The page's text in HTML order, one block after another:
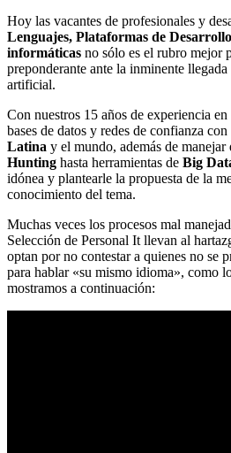
Hoy las vacantes de profesionales y
Lenguajes, Plataformas de
informáticas no sólo es el rubro mejor
preponderante ante la inminente
artificial.
Con nuestros 15 años de experiencia
bases de datos y redes de confianza
Latina y el mundo, además de manejar
Hunting hasta herramientas de Big
idónea y plantearle la propuesta de la
conocimiento del tema.
Muchas veces los procesos mal
Selección de Personal It llevan al
optan por no contestar a quienes no se
para hablar «su mismo idioma», como
mostramos a continuación: